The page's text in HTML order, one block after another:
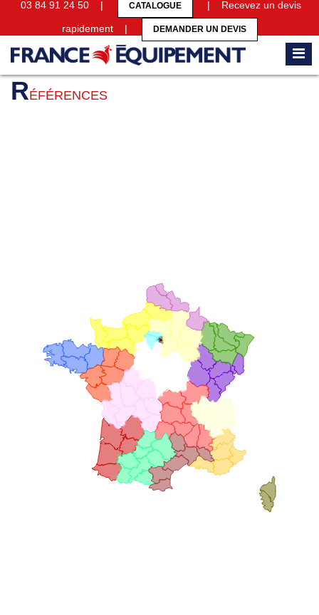
03 84 91 24 50 | CATALOGUE | Recevez un devis
rapidement | DEMANDER UN DEVIS
Accueil Références
RÉFÉRENCES